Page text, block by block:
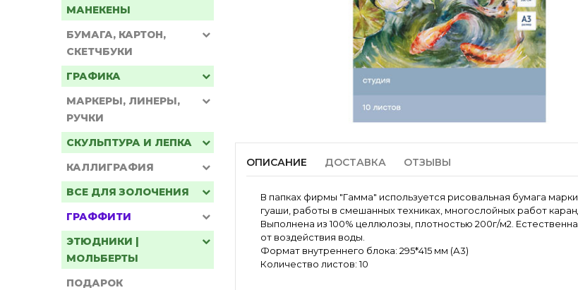
МАНЕКЕНЫ
БУМАГА, КАРТОН,
СКЕТЧБУКИ
ГРАФИКА
МАРКЕРЫ, ЛИНЕРЫ,
РУЧКИ
СКУЛЬПТУРА И ЛЕПКА
КАЛЛИГРАФИЯ
ВСЕ ДЛЯ ЗОЛОЧЕНИЯ
ГРАФФИТИ
ЭТЮДНИКИ |
МОЛЬБЕРТЫ
ПОДАРОК
ОПИСАНИЕ ДОСТАВКА ОТЗЫВЫ
В папках фирмы "Гамма" используется рисовальная бумага
гуаши, работы в смешанных техниках, многослойных работ
Выполнена из 100% целлюлозы, плотностью 200г/м2.
от воздействия воды.
Формат внутреннего блока: 295*415 мм (А3)
Количество листов: 10